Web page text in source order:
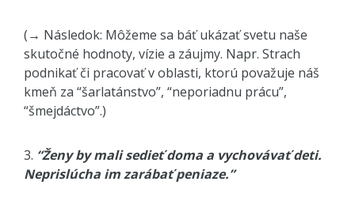
(→ Následok: Môžeme sa báť ukázať svetu naše
skutočné hodnoty, vízie a záujmy. Napr. Strach
podnikať či pracovať v oblasti, ktorú považuje náš
kmeň za “šarlatánstvo”, “neporiadnu prácu”,
“šmejdáctvo”.)
3. “Ženy by mali sedieť doma a vychovávať deti.
Neprislúcha im zarábať peniaze.”